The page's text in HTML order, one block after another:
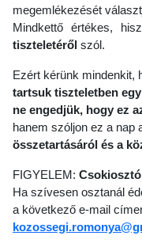
megemlékezését
Mindkettő értékes,
tiszteletéről szól.
Ezért kérünk mindenkit,
tartsuk tiszteletben
ne engedjük, hogy ez
hanem szóljon ez a nap
összetartásáról és a
FIGYELEM:
Ha szívesen osztanál
a következő e-mail